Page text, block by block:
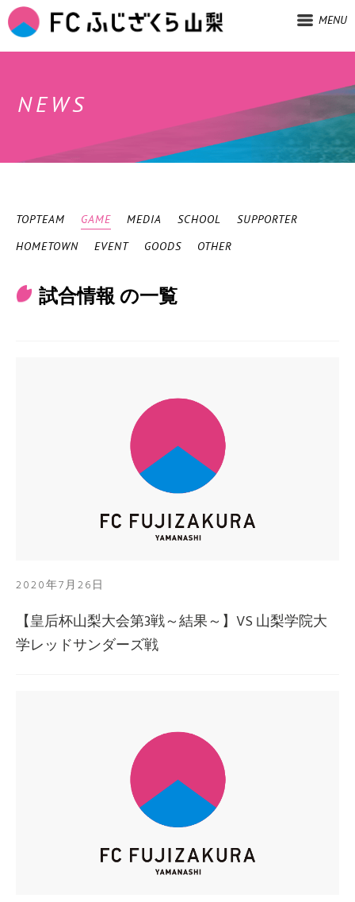
MENU
NEWS
TOPTEAM GAME MEDIA SCHOOL
SUPPORTER
HOMETOWN
EVENT GOODS OTHER
試合情報 の一覧
2020年7月26日
【皇后杯山梨大会第3戦～結果～】VS 山梨学院大
学レッドサンダーズ戦